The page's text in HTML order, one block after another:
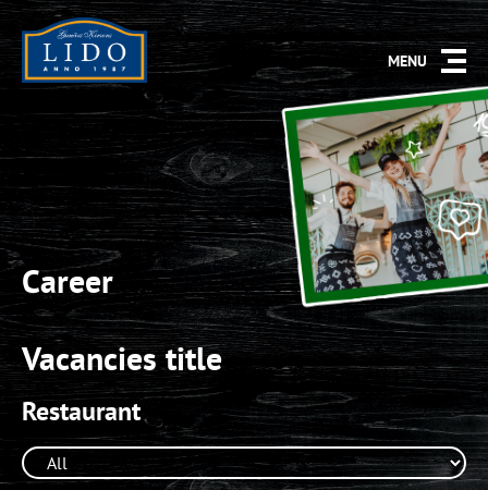
MENU
Career
Vacancies title
Restaurant